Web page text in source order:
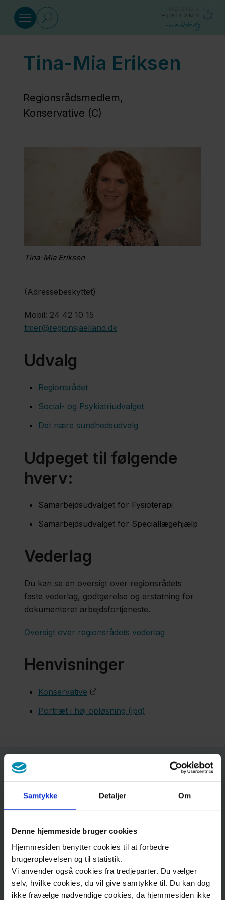
Samtykke Detaljer Om
Denne hjemmeside bruger cookies
Hjemmesiden benytter cookies til at forbedre
brugeroplevelsen og til statistik.
Vi anvender også cookies fra tredjeparter. Du vælger
selv, hvilke cookies, du vil give samtykke til. Du kan dog
ikke fravælge nødvendige cookies, da hjemmesiden ikke
Regionsrådets medlemmer
Trine Birk
Andersen
Adelsbech
Jorun
Tina
Boel
Camilla Aff
Bredegaard
Leth
Kirsten
Monsrud
Ekelund
Tina-
Mia
Eriksen
Jeppe
Jan
Jan
Herskov
Hækkerup
Stina
Højgaard
Tina-Mia Eriksen
Regionsrådsmedlem,
Konservative (C)
Tina-Mia Eriksen
(Adressebeskyttet)
Mobil: 24 42 10 15
tmer@regionsjaelland.dk
Udvalg
​Regionsrådet
Social- og Psykiatriudvalget
Det nære sundhedsudvalg
Udpeget til følgende
hverv:
Samarbejdsudvalget for Fysioterapi
Samarbejdsudvalget for Speciallægehjælp
Vederlag
Du kan se en oversigt over regionsrådets
faste vederlag, godtgørelse og erstatning for
dokumenteret arbejdsfortjeneste.
Oversigt over regionsrådets vederlag
Henvisninger
Konservative
Portræt i høj opløsning (jpg)
Kontakt
Adresse
Region Sjælland
Medier og Omdømme
Pressevagt
Alleen 15
4180 Sorø